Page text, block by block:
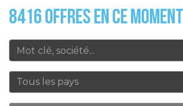
8416 OFFRES EN CE MOMENT